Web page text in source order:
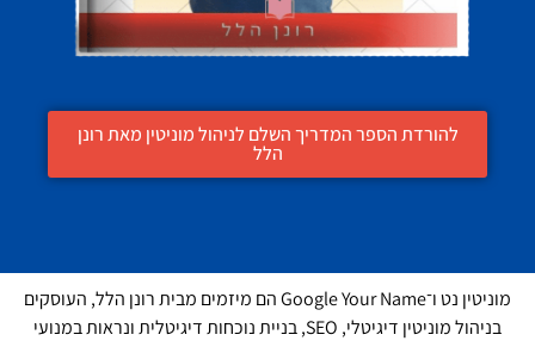
להורדת הספר המדריך השלם לניהול מוניטין מאת רונן
הלל
מוניטין נט ו־Google Your Name הם מיזמים מבית רונן הלל, העוסקים
בניהול מוניטין דיגיטלי, SEO, בניית נוכחות דיגיטלית ונראות במנועי